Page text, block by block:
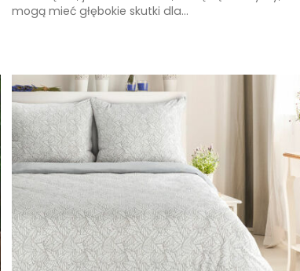
mogą mieć głębokie skutki dla...